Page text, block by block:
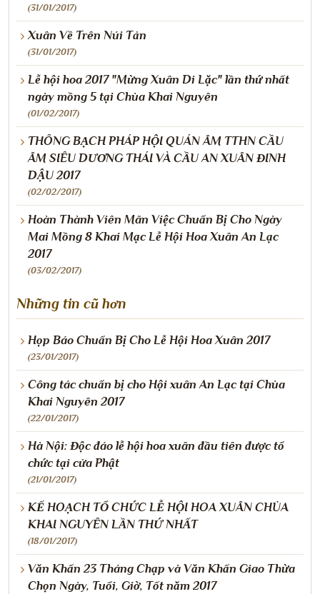
(31/01/2017)
Xuân Về Trên Núi Tản
(31/01/2017)
Lễ hội hoa 2017 "Mừng Xuân Di Lặc" lần thứ nhất
ngày mồng 5 tại Chùa Khai Nguyên
(01/02/2017)
THÔNG BẠCH PHÁP HỘI QUÁN ÂM TTHN CẦU
ÂM SIÊU DƯƠNG THÁI VÀ CẦU AN XUÂN ĐINH
DẬU 2017
(02/02/2017)
Hoàn Thành Viên Mãn Việc Chuẩn Bị Cho Ngày
Mai Mồng 8 Khai Mạc Lễ Hội Hoa Xuân An Lạc
2017
(03/02/2017)
Những tin cũ hơn
Họp Báo Chuẩn Bị Cho Lễ Hội Hoa Xuân 2017
(23/01/2017)
Công tác chuẩn bị cho Hội xuân An Lạc tại Chùa
Khai Nguyên 2017
(22/01/2017)
Hà Nội: Độc đáo lễ hội hoa xuân đầu tiên được tổ
chức tại cửa Phật
(21/01/2017)
KẾ HOẠCH TỔ CHỨC LỄ HỘI HOA XUÂN CHÙA
KHAI NGUYÊN LẦN THỨ NHẤT
(18/01/2017)
Văn Khấn 23 Tháng Chạp và Văn Khấn Giao Thừa
Chọn Ngày, Tuổi, Giờ, Tốt năm 2017